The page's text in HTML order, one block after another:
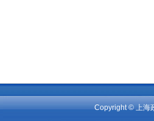
Copyright © 上海